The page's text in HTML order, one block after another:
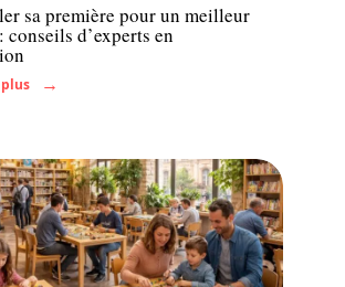
sa première pour un meilleur
conseils d’experts en
plus